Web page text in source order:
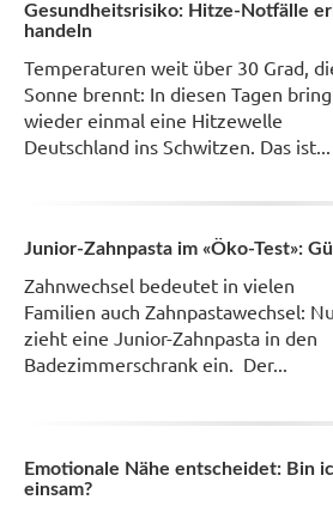
Gesundheitsrisiko: Hitze-Notfälle
handeln
Temperaturen weit über 30 Grad,
Sonne brennt: In diesen Tagen
wieder einmal eine Hitzewelle
Deutschland ins Schwitzen. Das ist...
Junior-Zahnpasta im «Öko-Test»:
Zahnwechsel bedeutet in vielen
Familien auch Zahnpastawechsel:
zieht eine Junior-Zahnpasta in den
Badezimmerschrank ein. Der...
Emotionale Nähe entscheidet: Bin
einsam?